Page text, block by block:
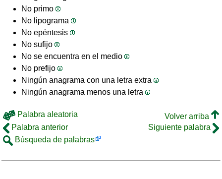
No primo
No lipograma
No epéntesis
No sufijo
No se encuentra en el medio
No prefijo
Ningún anagrama con una letra extra
Ningún anagrama menos una letra
Palabra aleatoria
Volver arriba
Palabra anterior
Siguiente palabra
Búsqueda de palabras